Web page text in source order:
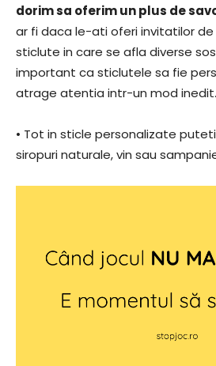
dorim sa oferim un plus de
ar fi daca le-ati oferi invitatilor
sticlute in care se afla diverse
important ca sticlutele sa fie
atrage atentia intr-un mod inedit.
• Tot in sticle personalizate
siropuri naturale, vin sau